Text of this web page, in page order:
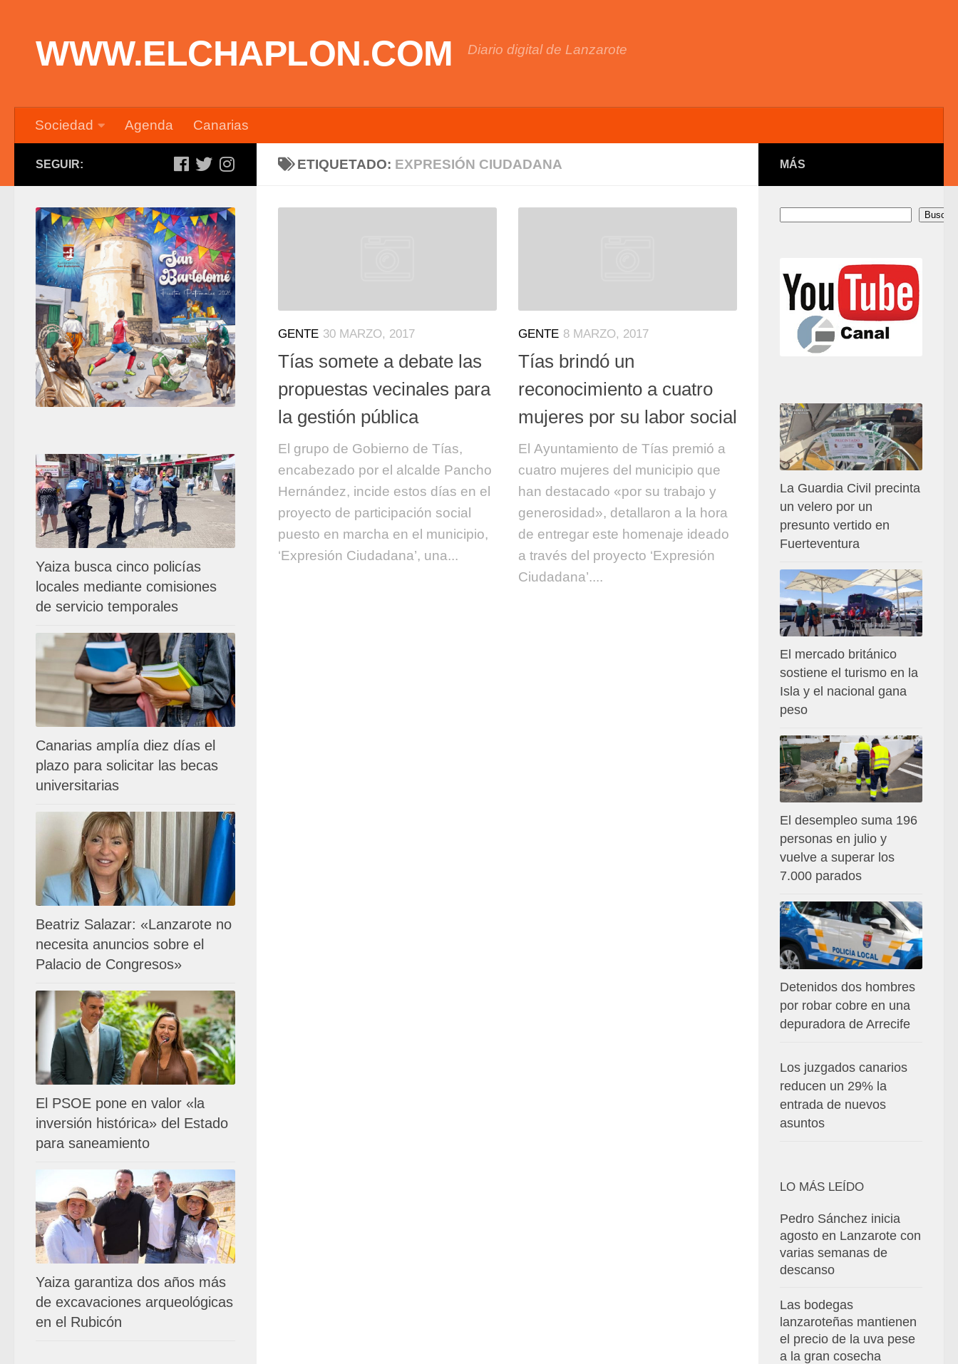
WWW.ELCHAPLON.COM Diario digital de Lanzarote
Sociedad Agenda Canarias
ETIQUETADO: EXPRESIÓN CIUDADANA
GENTE 30 MARZO, 2017
Tías somete a debate las
propuestas vecinales para
la gestión pública
El grupo de Gobierno de Tías,
encabezado por el alcalde Pancho
Hernández, incide estos días en el
proyecto de participación social
puesto en marcha en el municipio,
‘Expresión Ciudadana’, una...
GENTE 8 MARZO, 2017
Tías brindó un
reconocimiento a cuatro
mujeres por su labor social
El Ayuntamiento de Tías premió a
cuatro mujeres del municipio que
han destacado «por su trabajo y
generosidad», detallaron a la hora
de entregar este homenaje ideado
a través del proyecto ‘Expresión
Ciudadana’....
SEGUIR:
Yaiza busca cinco policías
locales mediante comisiones
de servicio temporales
Canarias amplía diez días el
plazo para solicitar las becas
universitarias
Beatriz Salazar: «Lanzarote no
necesita anuncios sobre el
Palacio de Congresos»
El PSOE pone en valor «la
inversión histórica» del Estado
para saneamiento
Yaiza garantiza dos años más
de excavaciones arqueológicas
en el Rubicón
MÁS
Buscar
La Guardia Civil precinta
un velero por un
presunto vertido en
Fuerteventura
El mercado británico
sostiene el turismo en la
Isla y el nacional gana
peso
El desempleo suma 196
personas en julio y
vuelve a superar los
7.000 parados
Detenidos dos hombres
por robar cobre en una
depuradora de Arrecife
Los juzgados canarios
reducen un 29% la
entrada de nuevos
asuntos
LO MÁS LEÍDO
Pedro Sánchez inicia
agosto en Lanzarote con
varias semanas de
descanso
Las bodegas
lanzaroteñas mantienen
el precio de la uva pese
a la gran cosecha